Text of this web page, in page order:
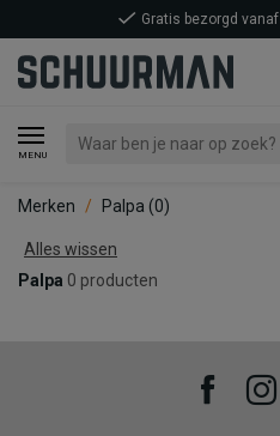
MENU
Gratis bezorgd
Merken Palpa (0)
Alles wissen
Palpa 0 producten
Facebook